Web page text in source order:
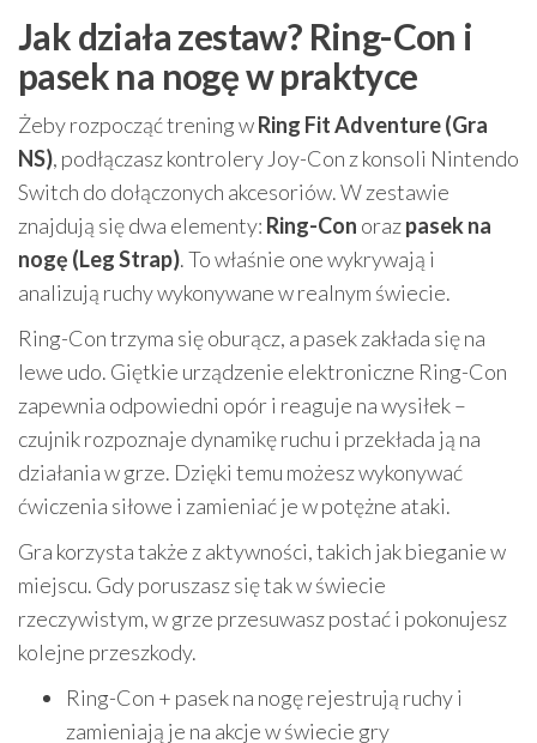
Jak działa zestaw? Ring-Con i
pasek na nogę w praktyce
Żeby rozpocząć trening wRing Fit Adventure (Gra
NS), podłączasz kontrolery Joy-Con z konsoli Nintendo
Switch do dołączonych akcesoriów. W zestawie
znajdują się dwa elementy: Ring-Con orazpasek na
nogę (Leg Strap). To właśnie one wykrywają i
analizują ruchy wykonywane w realnym świecie.
Ring-Con trzyma się oburącz, a pasek zakłada się na
lewe udo. Giętkie urządzenie elektroniczne Ring-Con
zapewnia odpowiedni opór i reaguje na wysiłek –
czujnik rozpoznaje dynamikę ruchu i przekłada ją na
działania w grze. Dzięki temu możesz wykonywać
ćwiczenia siłowe i zamieniać je w potężne ataki.
Gra korzysta także z aktywności, takich jak bieganie w
miejscu. Gdy poruszasz się tak w świecie
rzeczywistym, w grze przesuwasz postać i pokonujesz
kolejne przeszkody.
Ring-Con + pasek na nogę rejestrują ruchy i
zamieniają je na akcje w świecie gry